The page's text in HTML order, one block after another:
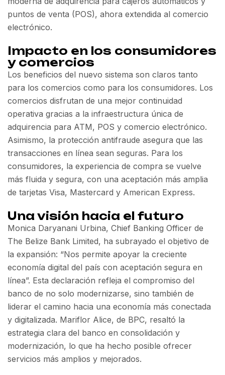
puntos de venta (POS), ahora extendida al comercio
electrónico.
Impacto en los consumidores
y comercios
Los beneficios del nuevo sistema son claros tanto
para los comercios como para los consumidores. Los
comercios disfrutan de una mejor continuidad
operativa gracias a la infraestructura única de
adquirencia para ATM, POS y comercio electrónico.
Asimismo, la protección antifraude asegura que las
transacciones en línea sean seguras. Para los
consumidores, la experiencia de compra se vuelve
más fluida y segura, con una aceptación más amplia
de tarjetas Visa, Mastercard y American Express.
Una visión hacia el futuro
Monica Daryanani Urbina, Chief Banking Officer de
The Belize Bank Limited, ha subrayado el objetivo de
la expansión: “Nos permite apoyar la creciente
economía digital del país con aceptación segura en
línea”. Esta declaración refleja el compromiso del
banco de no solo modernizarse, sino también de
liderar el camino hacia una economía más conectada
y digitalizada. Mariflor Alice, de BPC, resaltó la
estrategia clara del banco en consolidación y
modernización, lo que ha hecho posible ofrecer
servicios más amplios y mejorados.